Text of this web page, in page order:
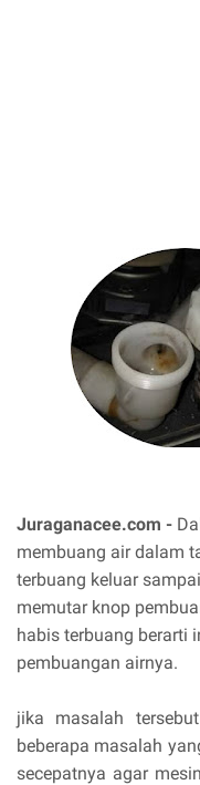
Juraganacee.com -
membuang air dalam
terbuang keluar
memutar knop
habis terbuang berarti
pembuangan airnya.
jika masalah
beberapa masalah
secepatnya agar